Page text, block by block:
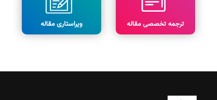
ترجمه تخصصی مقاله ویراستاری مقاله